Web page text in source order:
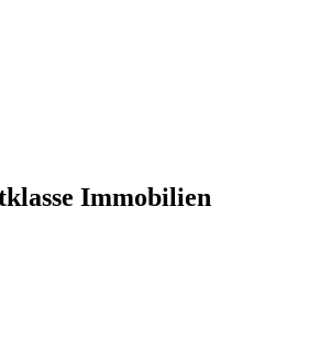
Immobilien